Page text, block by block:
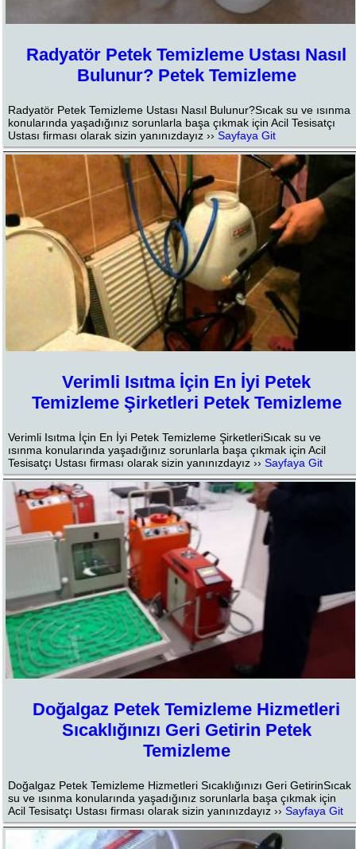
Radyatör Petek Temizleme Ustası Nasıl
Bulunur? Petek Temizleme
Radyatör Petek Temizleme Ustası Nasıl Bulunur?Sıcak su ve ısınma
konularında yaşadığınız sorunlarla başa çıkmak için Acil Tesisatçı
Ustası firması olarak sizin yanınızdayız ››Sayfaya Git
Verimli Isıtma İçin En İyi Petek
Temizleme Şirketleri Petek Temizleme
Verimli Isıtma İçin En İyi Petek Temizleme ŞirketleriSıcak su ve
ısınma konularında yaşadığınız sorunlarla başa çıkmak için Acil
Tesisatçı Ustası firması olarak sizin yanınızdayız ››Sayfaya Git
Doğalgaz Petek Temizleme Hizmetleri
Sıcaklığınızı Geri Getirin Petek
Temizleme
Doğalgaz Petek Temizleme Hizmetleri Sıcaklığınızı Geri GetirinSıcak
su ve ısınma konularında yaşadığınız sorunlarla başa çıkmak için
Acil Tesisatçı Ustası firması olarak sizin yanınızdayız ››Sayfaya Git